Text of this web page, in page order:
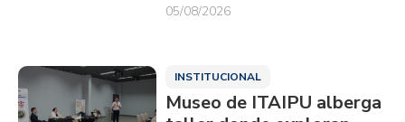
05/08/2026
INSTITUCIONAL
Museo de ITAIPU alberga